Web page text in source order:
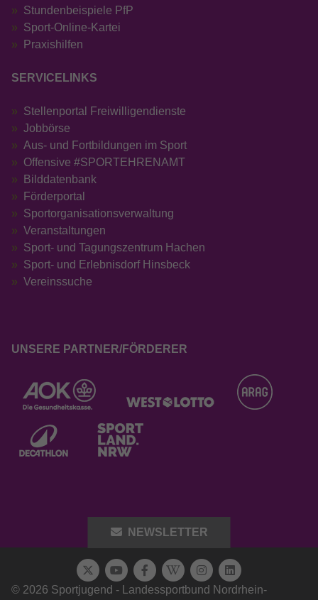
Stundenbeispiele PfP
Sport-Online-Kartei
Praxishilfen
SERVICELINKS
Stellenportal Freiwilligendienste
Jobbörse
Aus- und Fortbildungen im Sport
Offensive #SPORTEHRENAMT
Bilddatenbank
Förderportal
Sportorganisationsverwaltung
Veranstaltungen
Sport- und Tagungszentrum Hachen
Sport- und Erlebnisdorf Hinsbeck
Vereinssuche
UNSERE PARTNER/FÖRDERER
NEWSLETTER
© 2026 Sportjugend - Landessportbund Nordrhein-